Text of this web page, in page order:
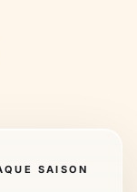
SAISON